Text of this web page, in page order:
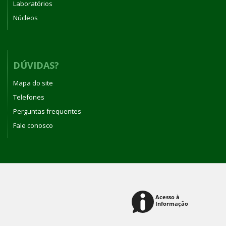
Laboratórios
Núcleos
DÚVIDAS?
Mapa do site
Telefones
Perguntas frequentes
Fale conosco